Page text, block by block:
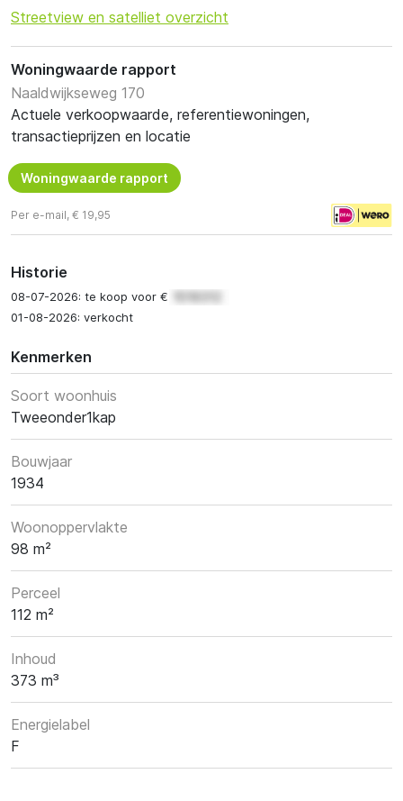
Streetview en satelliet overzicht
Woningwaarde rapport
Naaldwijkseweg 170
Actuele verkoopwaarde, referentiewoningen,
transactieprijzen en locatie
Woningwaarde rapport
Per e-mail, € 19,95
Historie
08-07-2026: te koop voor €
01-08-2026: verkocht
Kenmerken
Soort woonhuis
Tweeonder1kap
Bouwjaar
1934
Woonoppervlakte
98 m²
Perceel
112 m²
Inhoud
373 m³
Energielabel
F